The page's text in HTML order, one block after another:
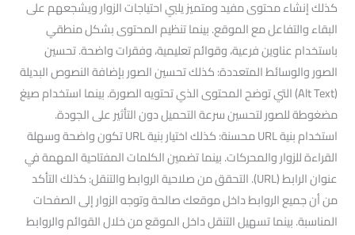
كذلك إنشاء محتوى مفيد ومتميز يلبي احتياجات الزوار ويشجعهم على
البقاء والتفاعل مع الموقع. بينما تنظيم المحتوى بشكل منطقي
باستخدام عناوين فرعية، وقوائم تعليمية، وفقرات واضحة. تحسين
الصور والوسائط المتعددة: كذلك تحسين الصور بإضافة النصوص البديلة
(Alt Text) التي توضح المحتوى الذي تحتويه الصورة. بينما استخدام صيغ
مضغوطة للصور لتحسين سرعة التحميل دون التأثير على الجودة.
استخدام بنية URL محسنة: كذلك اختيار بنية URL تكون واضحة وسهلة
القراءة للزوار والمحركات. بينما تضمين الكلمات المفتاحية المهمة في
عنوان الرابط (URL). التحقق من صلاحية الروابط والتنقل: كذلك التأكد
من أن جميع الروابط داخل موقعك صالحة وتوجه الزوار إلى الصفحات
المناسبة. بينما تسهيل التنقل داخل الموقع من خلال القوائم والروابط